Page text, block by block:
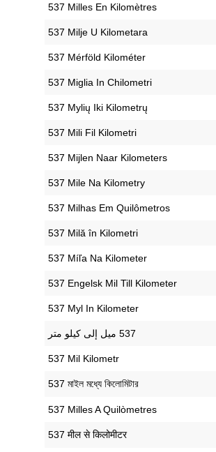
‎537 Milles En Kilomètres
‎537 Milje U Kilometara
‎537 Mérföld Kilométer
‎537 Miglia In Chilometri
‎537 Mylių Iki Kilometrų
‎537 Mili Fil Kilometri
‎537 Mijlen Naar Kilometers
‎537 Mile Na Kilometry
‎537 Milhas Em Quilômetros
‎537 Milă în Kilometri
‎537 Míľa Na Kilometer
‎537 Engelsk Mil Till Kilometer
‎537 Myl In Kilometer
‎537 Mil Kilometr
‎537 মাইল মধ্যে কিলোমিটার
‎537 Milles A Quilòmetres
‎537 मील से किलोमीटर